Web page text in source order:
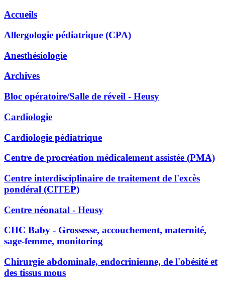
Accueils
Allergologie pédiatrique (CPA)
Anesthésiologie
Archives
Bloc opératoire/Salle de réveil - Heusy
Cardiologie
Cardiologie pédiatrique
Centre de procréation médicalement assistée (PMA)
Centre interdisciplinaire de traitement de l'excès
pondéral (CITEP)
Centre néonatal - Heusy
CHC Baby - Grossesse, accouchement, maternité,
sage-femme, monitoring
Chirurgie abdominale, endocrinienne, de l'obésité et
des tissus mous